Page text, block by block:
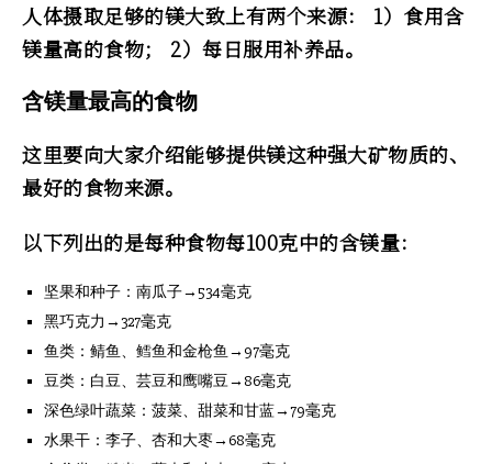
人体摄取足够的镁大致上有两个来源： 1）食用含
镁量高的食物； 2）每日服用补养品。
含镁量最高的食物
这里要向大家介绍能够提供镁这种强大矿物质的、
最好的食物来源。
以下列出的是每种食物每100克中的含镁量：
坚果和种子：南瓜子→534毫克
黑巧克力→327毫克
鱼类：鲭鱼、鳕鱼和金枪鱼→97毫克
豆类：白豆、芸豆和鹰嘴豆→86毫克
深色绿叶蔬菜：菠菜、甜菜和甘蓝→79毫克
水果干：李子、杏和大枣→68毫克